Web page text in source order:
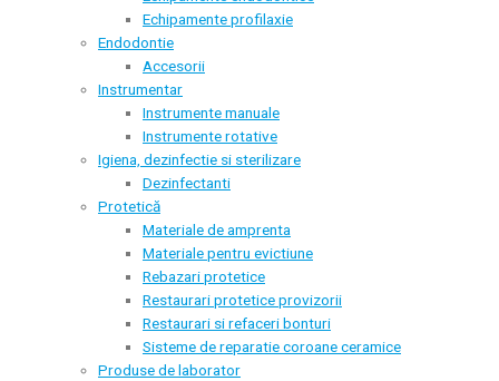
Echipamente profilaxie
Endodontie
Accesorii
Instrumentar
Instrumente manuale
Instrumente rotative
Igiena, dezinfectie si sterilizare
Dezinfectanti
Protetică
Materiale de amprenta
Materiale pentru evictiune
Rebazari protetice
Restaurari protetice provizorii
Restaurari si refaceri bonturi
Sisteme de reparatie coroane ceramice
Produse de laborator